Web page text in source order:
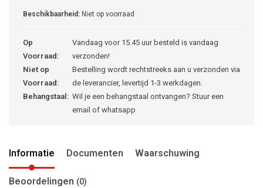
Beschikbaarheid: Niet op voorraad
Op
Voorraad:
Vandaag voor 15.45 uur besteld is vandaag
verzonden!
Niet op
Voorraad:
Bestelling wordt rechtstreeks aan u verzonden via
de leverancier, levertijd 1-3 werkdagen.
Behangstaal: Wil je een behangstaal ontvangen? Stuur een
email of whatsapp
Informatie Documenten Waarschuwing
Beoordelingen (0)